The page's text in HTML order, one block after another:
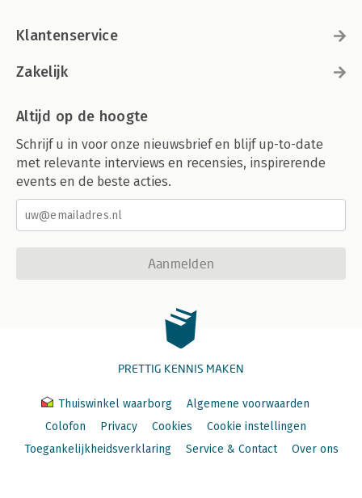
Klantenservice
Zakelijk
Altijd op de hoogte
Schrijf u in voor onze nieuwsbrief en blijf up-to-date
met relevante interviews en recensies, inspirerende
events en de beste acties.
Aanmelden
PRETTIG KENNIS MAKEN
Thuiswinkel waarborg
Algemene voorwaarden
Colofon
Privacy Cookies
Cookie instellingen
Toegankelijkheidsverklaring
Service & Contact Over ons